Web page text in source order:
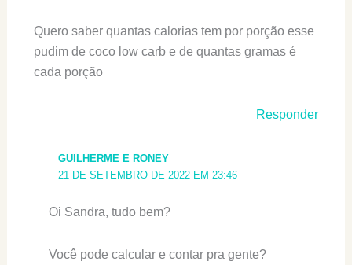
Quero saber quantas calorias tem por porção esse
pudim de coco low carb e de quantas gramas é
cada porção
Responder
GUILHERME E RONEY
21 DE SETEMBRO DE 2022 EM 23:46
Oi Sandra, tudo bem?
Você pode calcular e contar pra gente?